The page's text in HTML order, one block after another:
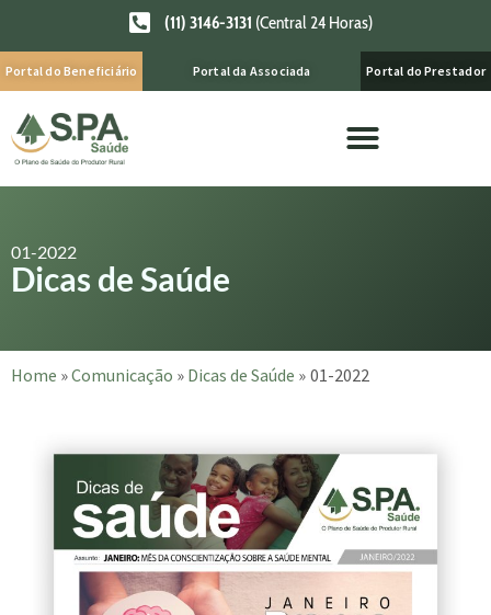
(11) 3146-3131 (Central 24 Horas)
Portal do Beneficiário Portal da Associada Portal do Prestador
01-2022
Dicas de Saúde
Home »Comunicação » Dicas de Saúde » 01-2022